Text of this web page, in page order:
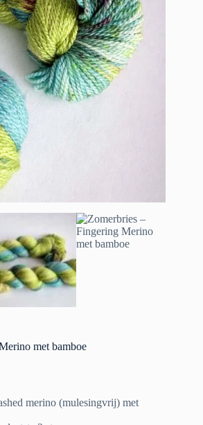
met bamboe
merino (mulesingvrij) met